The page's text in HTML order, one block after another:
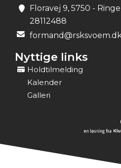
Floravej 9, 5750 - Ringe
28112488
Nyttige links
Holdtilmelding
Kalender
Galleri